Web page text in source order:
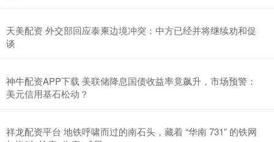
天美配资 外交部回应泰柬边境冲突：中方已经并将继续劝和促
谈
神牛配资APP下载 美联储降息国债收益率竟飙升，市场预警：
美元信用基石松动？
祥龙配资平台 地铁呼啸而过的南石头，藏着 “华南 731” 的铁网